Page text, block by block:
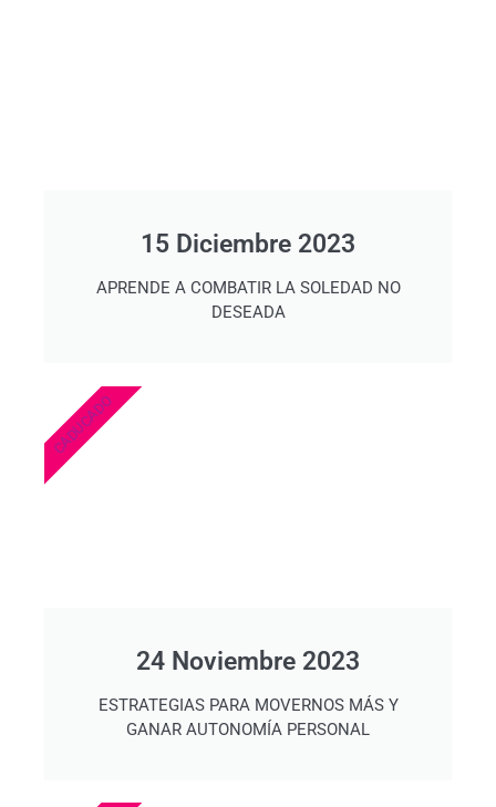
15 Diciembre 2023
APRENDE A COMBATIR LA SOLEDAD NO
DESEADA
24 Noviembre 2023
ESTRATEGIAS PARA MOVERNOS MÁS Y
GANAR AUTONOMÍA PERSONAL
CADUCADO